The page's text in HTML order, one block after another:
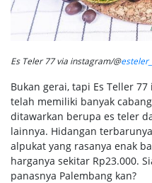
Es Teler 77 via instagram/@
Bukan gerai, tapi Es Teller
telah memiliki banyak
ditawarkan berupa es teler
lainnya. Hidangan
alpukat yang rasanya enak
harganya sekitar Rp23.000.
panasnya Palembang kan?